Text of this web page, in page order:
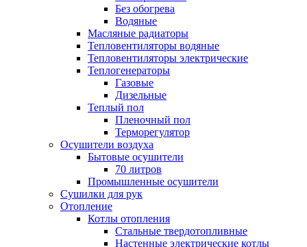
Без обогрева
Водяные
Масляные радиаторы
Тепловентиляторы водяные
Тепловентиляторы электрические
Теплогенераторы
Газовые
Дизельные
Теплый пол
Пленочный пол
Терморегулятор
Осушители воздуха
Бытовые осушители
70 литров
Промышленные осушители
Сушилки для рук
Отопление
Котлы отопления
Стальные твердотопливные
Настенные электрические котлы